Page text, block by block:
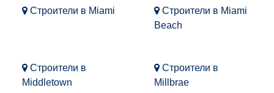
Строители в Miami
Строители в Miami
Beach
Строители в
Middletown
Строители в
Millbrae